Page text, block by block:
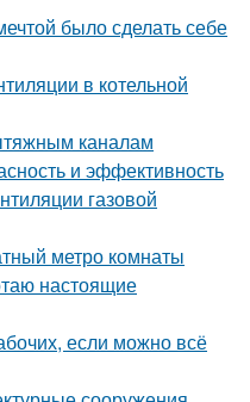
было сделать себе
в котельной
каналам
и эффективность
газовой
метро комнаты
настоящие
если можно всё